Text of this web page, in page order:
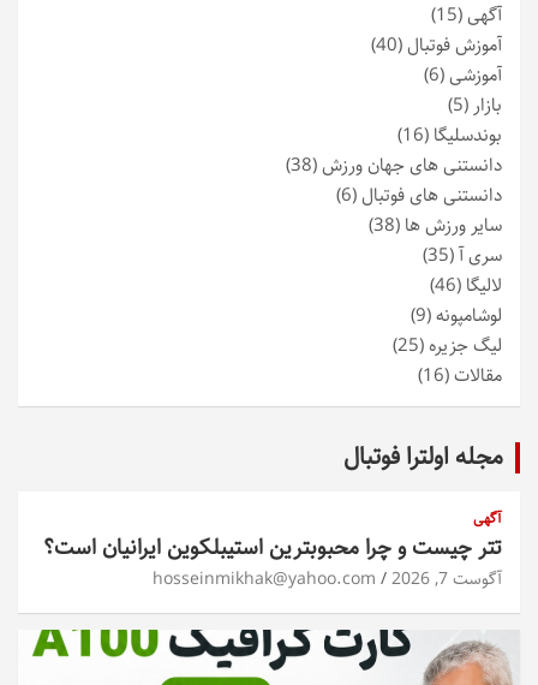
آگهی(15)
آموزش فوتبال(40)
آموزشی(6)
بازار (5)
بوندسلیگا (16)
دانستنی های جهان ورزش(38)
دانستنی های فوتبال(6)
سایر ورزش ها (38)
سری آ(35)
لالیگا (46)
لوشامپونه(9)
لیگ جزیره(25)
مقالات(16)
مجله اولترا فوتبال
آگهی
تتر چیست و چرا محبوبترین استیبلکوین ایرانیان است؟
آگوست 7, 2026 hosseinmikhak@yahoo.com